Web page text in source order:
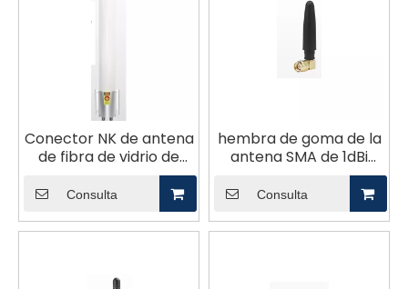
Conector NK de antena
de fibra de vidrio de
Consulta
hembra de goma de la
antena SMA de 1dBi
Consulta